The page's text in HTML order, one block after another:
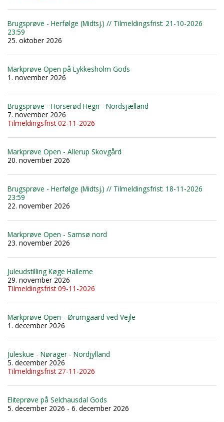
Brugsprøve - Herfølge (Midtsj.) // Tilmeldingsfrist: 21-10-2026
23:59
25. oktober 2026
Markprøve Open på Lykkesholm Gods
1. november 2026
Brugsprøve - Horserød Hegn - Nordsjælland
7. november 2026
Tilmeldingsfrist 02-11-2026
Markprøve Open - Allerup Skovgård
20. november 2026
Brugsprøve - Herfølge (Midtsj.) // Tilmeldingsfrist: 18-11-2026
23:59
22. november 2026
Markprøve Open - Samsø nord
23. november 2026
Juleudstilling Køge Hallerne
29. november 2026
Tilmeldingsfrist 09-11-2026
Markprøve Open - Ørumgaard ved Vejle
1. december 2026
Juleskue - Nørager - Nordjylland
5. december 2026
Tilmeldingsfrist 27-11-2026
Eliteprøve på Selchausdal Gods
5. december 2026 - 6. december 2026